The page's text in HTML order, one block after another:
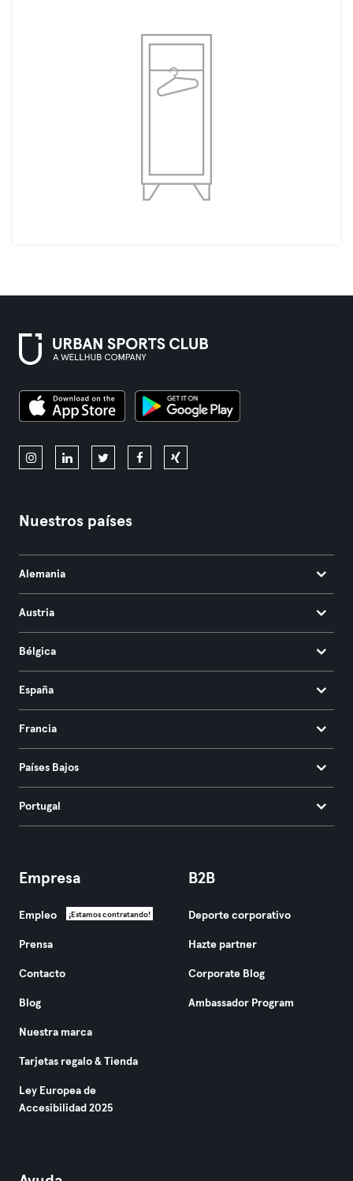
Nuestros países
Alemania
Austria
Bélgica
España
Francia
Países Bajos
Portugal
Empresa
Empleo ¡Estamos contratando!
Prensa
Contacto
Blog
Nuestra marca
Tarjetas regalo & Tienda
Ley Europea de
Accesibilidad 2025
B2B
Deporte corporativo
Hazte partner
Corporate Blog
Ambassador Program